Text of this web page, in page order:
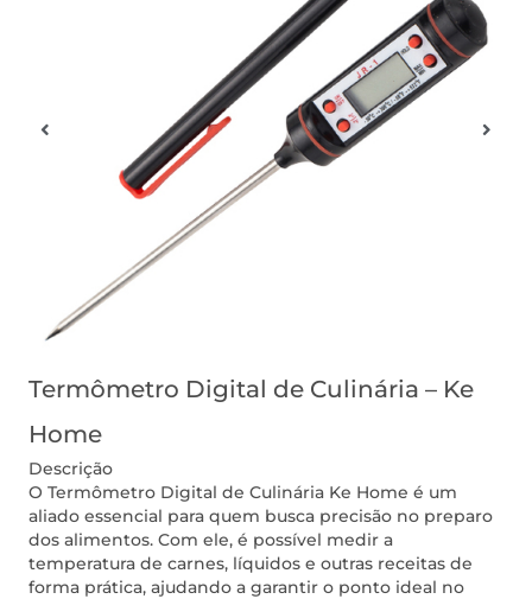
Termômetro Digital de Culinária – Ke
Home
Descrição
O Termômetro Digital de Culinária Ke Home é um
aliado essencial para quem busca precisão no preparo
dos alimentos. Com ele, é possível medir a
temperatura de carnes, líquidos e outras receitas de
forma prática, ajudando a garantir o ponto ideal no